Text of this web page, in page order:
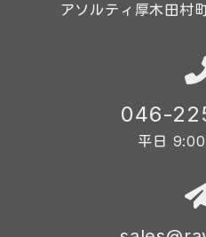
アソルティ厚木田村
046-
平日